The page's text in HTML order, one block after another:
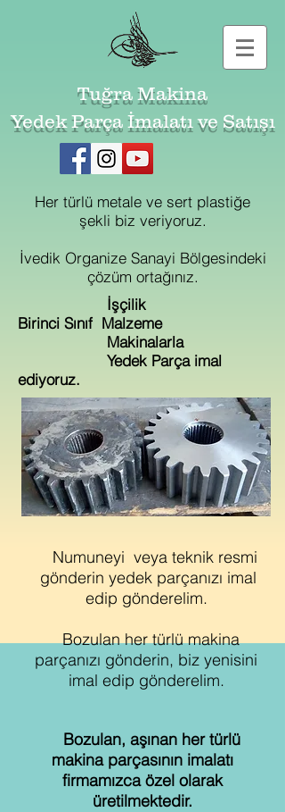
Tuğra Makina
Yedek Parça İmalatı ve Satışı
Her türlü metale ve sert plastiğe
şekli biz veriyoruz.
İvedik Organize Sanayi Bölgesindeki
çözüm ortağınız.
İşçilik
Birinci Sınıf Malzeme
Makinalarla
Yedek Parça imal
ediyoruz.
Numuneyi veya teknik resmi
gönderin yedek parçanızı imal
edip gönderelim.
Bozulan her türlü makina
parçanızı gönderin, biz yenisini
imal edip gönderelim.
Bozulan, aşınan her türlü
makina parçasının imalatı
firmamızca özel olarak
üretilmektedir.